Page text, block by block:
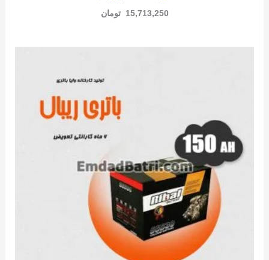
15,713,250 تومان